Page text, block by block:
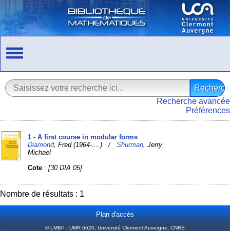
Recherche avancée
Préférences
1 - A first course in modular forms
Diamond, Fred (1964-....) /Shurman , Jerry
Michael
Cote :[30 DIA 05]
Nombre de résultats : 1
Plan d'accès
© LMBP - UMR 6620, Université Clermont Auvergne, CNRS